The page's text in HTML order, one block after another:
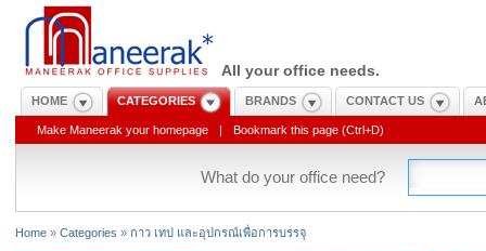
All your office needs.
HOME CATEGORIES BRANDS CONTACT US
Make Maneerak your homepage | Bookmark this page (Ctrl+D)
What do your office need?
Home » Categories » กาว เทป และอุปกรณ์เพื่อการบรรจุ